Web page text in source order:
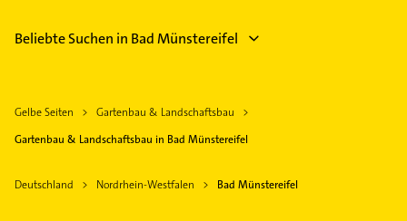
Beliebte Suchen in Bad Münstereifel
Gelbe Seiten
Gartenbau & Landschaftsbau
Gartenbau & Landschaftsbau in Bad Münstereifel
Deutschland Nordrhein-Westfalen Bad Münstereifel